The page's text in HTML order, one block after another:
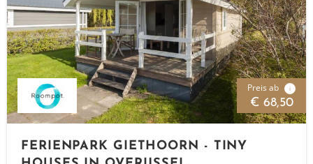
Preis ab i
€ 68,50
FERIENPARK GIETHOORN - TINY